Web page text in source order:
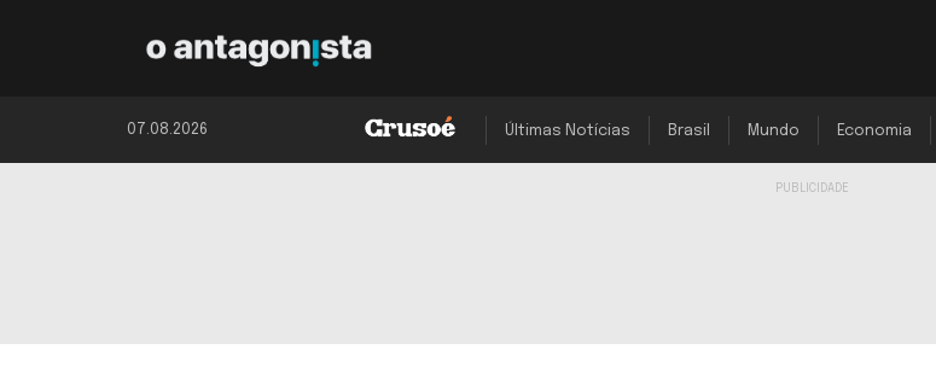
07.08.2026 Últimas Notícias Brasil Mundo Economia